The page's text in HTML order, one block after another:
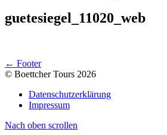
guetesiegel_11020_web
← Footer
© Boettcher Tours 2026
Datenschutzerklärung
Impressum
Nach oben scrollen